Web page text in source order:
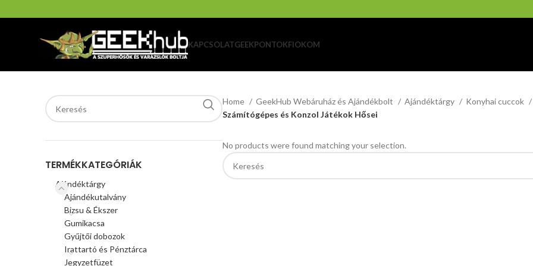
KAPCSOLATGEEKPONTOKFIOKOM
TERMÉKKATEGÓRIÁK
Ajándéktárgy
Ajándékutalvány
Bizsu & Ékszer
Gumikacsa
Gyűjtői dobozok
Irattartó és Pénztárca
Jegyzetfüzet
Home GeekHub Webáruház és Ajándékbolt Ajándéktárgy Konyhai cuccok
Számítógépes és Konzol Játékok Hősei
No products were found matching your selection.